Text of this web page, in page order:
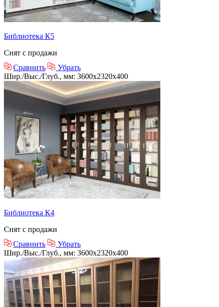
Библиотека К5
Снят с продажи
Сравнить
Убрать
Шир./Выс./Глуб., мм: 3600x2320x400
Библиотека К4
Снят с продажи
Сравнить
Убрать
Шир./Выс./Глуб., мм: 3600x2320x400